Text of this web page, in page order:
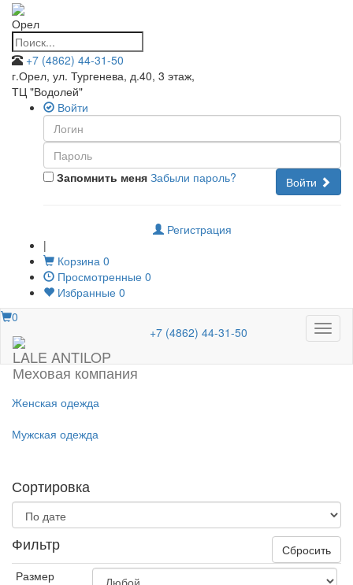
Орел
+7 (4862) 44-31-50
г.Орел, ул. Тургенева, д.40, 3 этаж,
ТЦ "Водолей"
Войти
Запомнить меня Войти
Забыли пароль?
Регистрация
|
Корзина 0
Просмотренные 0
Избранные 0
Меню
0
LALE ANTILOP
Меховая компания
+7 (4862) 44-31-50
Женская одежда
Мужская одежда
Сортировка
Фильтр
Сбросить
Размер